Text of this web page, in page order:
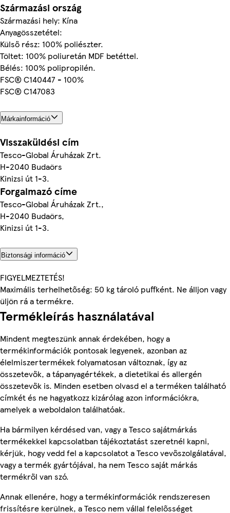
Származási ország
Származási hely: Kína
Anyagösszetétel:
Külső rész: 100% poliészter.
Töltet: 100% poliuretán MDF betéttel.
Bélés: 100% polipropilén.
FSC® C140447 - 100%
FSC® C147083
Márkainformáció
Visszaküldési cím
Tesco-Global Áruházak Zrt.
H-2040 Budaörs
Kinizsi út 1-3.
Forgalmazó címe
Tesco-Global Áruházak Zrt.,
H-2040 Budaörs,
Kinizsi út 1-3.
Biztonsági információ
FIGYELMEZTETÉS!
Maximális terhelhetőség: 50 kg tároló puffként. Ne álljon vagy
üljön rá a termékre.
Termékleírás használatával
Mindent megteszünk annak érdekében, hogy a
termékinformációk pontosak legyenek, azonban az
élelmiszertermékek folyamatosan változnak, így az
összetevők, a tápanyagértékek, a dietetikai és allergén
összetevők is. Minden esetben olvasd el a terméken található
címkét és ne hagyatkozz kizárólag azon információkra,
amelyek a weboldalon találhatóak.
Ha bármilyen kérdésed van, vagy a Tesco sajátmárkás
termékekkel kapcsolatban tájékoztatást szeretnél kapni,
kérjük, hogy vedd fel a kapcsolatot a Tesco vevőszolgálatával,
vagy a termék gyártójával, ha nem Tesco saját márkás
termékről van szó.
Annak ellenére, hogy a termékinformációk rendszeresen
frissítésre kerülnek, a Tesco nem vállal felelősséget